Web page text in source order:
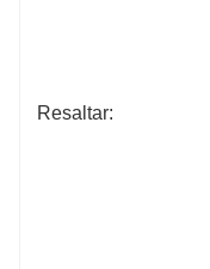
Resaltar: